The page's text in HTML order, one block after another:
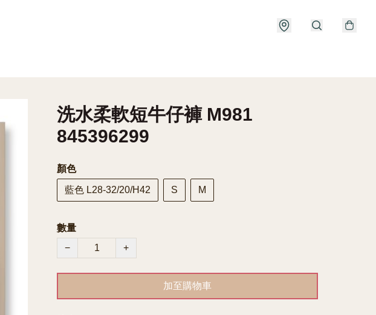
洗水柔軟短牛仔褲 M981
845396299
顏色
藍色 L28-32/20/H42 S M
數量
−
+
加至購物車